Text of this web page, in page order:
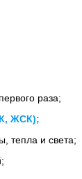
раза;
ЖСК);
тепла и света;